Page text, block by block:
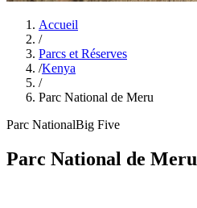
Accueil
/
Parcs et Réserves
/Kenya
/
Parc National de Meru
Parc NationalBig Five
Parc National de Meru